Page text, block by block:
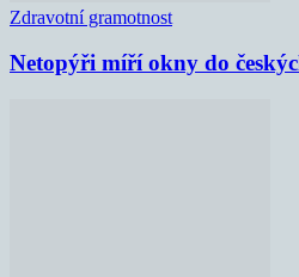
Zdravotní gramotnost
Netopýři míří okny do